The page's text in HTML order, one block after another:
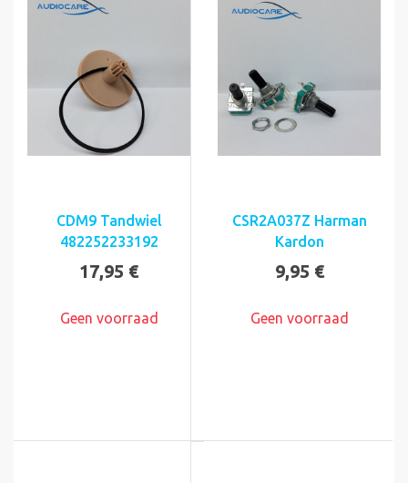
CDM9 Tandwiel
482252233192
17,95 €
Geen voorraad
CSR2A037Z Harman
Kardon
9,95 €
Geen voorraad